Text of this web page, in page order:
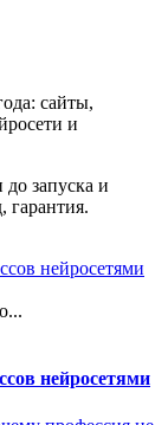
сайты,
и
запуска и
гарантия.
нейросетями